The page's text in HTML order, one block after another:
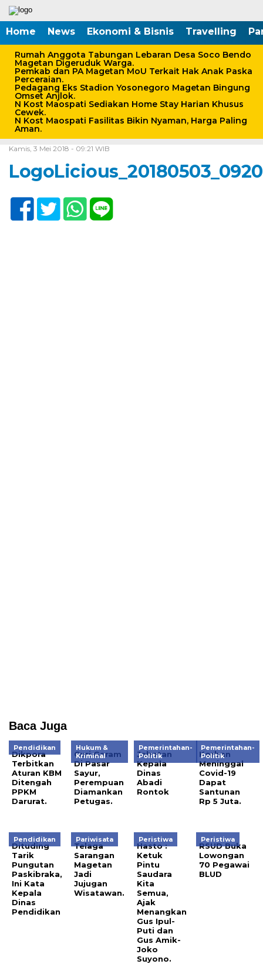
Home News Ekonomi & Bisnis Travelling
Rumah Anggota Tabungan Lebaran Desa Soco Bendo
Magetan Digeruduk Warga.
Pemkab dan PA Magetan MoU Terkait Hak Anak Paska
Perceraian.
Pedagang Eks Stadion Yosonegoro Magetan Bingung
Omset Anjlok.
N Kost Maospati Sediakan Home Stay Harian Khusus
Cewek.
N Kost Maospati Fasilitas Bikin Nyaman, Harga Paling
Aman.
Home /
Kamis, 3 Mei 2018 - 09:21 WIB
Baca Juga
Pendidikan
Dikpora
Terbitkan
Aturan KBM
Ditengah
PPKM
Darurat.
Hukum &
Kriminal
Curi Garam
Di Pasar
Sayur,
Perempuan
Diamankan
Petugas.
Pemerintahan-
Politik
Jabatan
Kepala
Dinas
Abadi
Rontok
Pemerintahan-
Politik
Korban
Meninggal
Covid-19
Dapat
Santunan
Rp 5 Juta.
Pendidikan
Dituding
Tarik
Pungutan
Paskibraka,
Ini Kata
Kepala
Dinas
Pendidikan
Pariwisata
Telaga
Sarangan
Magetan
Jadi
Jujugan
Wisatawan.
Peristiwa
Hasto :
Ketuk
Pintu
Saudara
Kita
Semua,
Ajak
Menangkan
Gus Ipul-
Puti dan
Gus Amik-
Joko
Suyono.
Peristiwa
RSUD Buka
Lowongan
70 Pegawai
BLUD